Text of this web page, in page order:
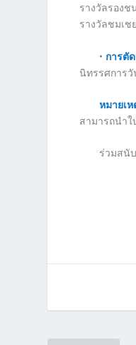
รางวัลรอง
รางวัลชมเ
• การตั
นิทรรศการ
หมายเห
สามารถนำใ
ร่วมสนั